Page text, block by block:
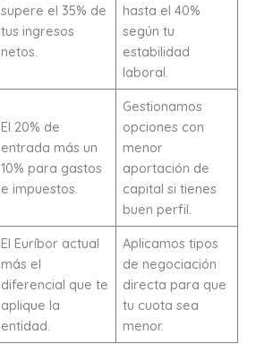
supere el 35% de
tus ingresos
netos.
hasta el 40%
según tu
estabilidad
laboral.
El 20% de
entrada más un
10% para gastos
e impuestos.
Gestionamos
opciones con
menor
aportación de
capital si tienes
buen perfil.
El Euríbor actual
más el
diferencial que te
aplique la
entidad.
Aplicamos tipos
de negociación
directa para que
tu cuota sea
menor.